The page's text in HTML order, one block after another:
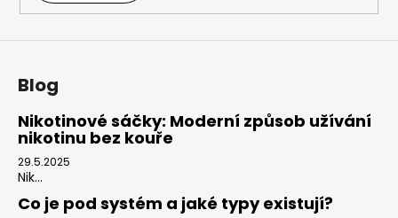
Blog
Nikotinové sáčky: Moderní způsob užívání
nikotinu bez kouře
29.5.2025
Nik...
Co je pod systém a jaké typy existují?